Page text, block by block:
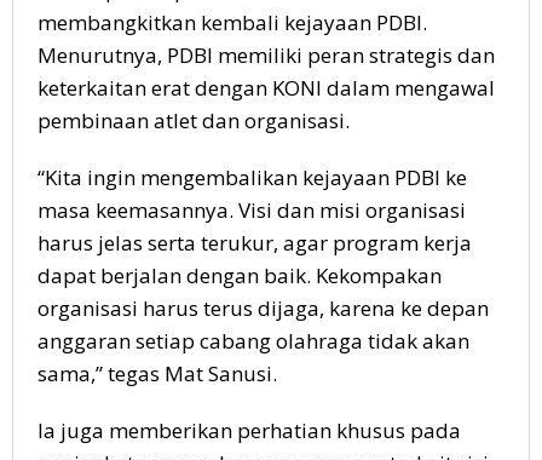
membangkitkan kembali kejayaan PDBI.
Menurutnya, PDBI memiliki peran strategis dan
keterkaitan erat dengan KONI dalam mengawal
pembinaan atlet dan organisasi.
“Kita ingin mengembalikan kejayaan PDBI ke
masa keemasannya. Visi dan misi organisasi
harus jelas serta terukur, agar program kerja
dapat berjalan dengan baik. Kekompakan
organisasi harus terus dijaga, karena ke depan
anggaran setiap cabang olahraga tidak akan
sama,” tegas Mat Sanusi.
Ia juga memberikan perhatian khusus pada